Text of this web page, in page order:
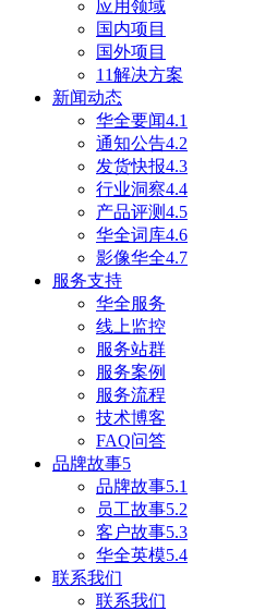
应用领域
国内项目
国外项目
11解决方案
新闻动态
华全要闻4.1
通知公告4.2
发货快报4.3
行业洞察4.4
产品评测4.5
华全词库4.6
影像华全4.7
服务支持
华全服务
线上监控
服务站群
服务案例
服务流程
技术博客
FAQ问答
品牌故事5
品牌故事5.1
员工故事5.2
客户故事5.3
华全英模5.4
联系我们
联系我们